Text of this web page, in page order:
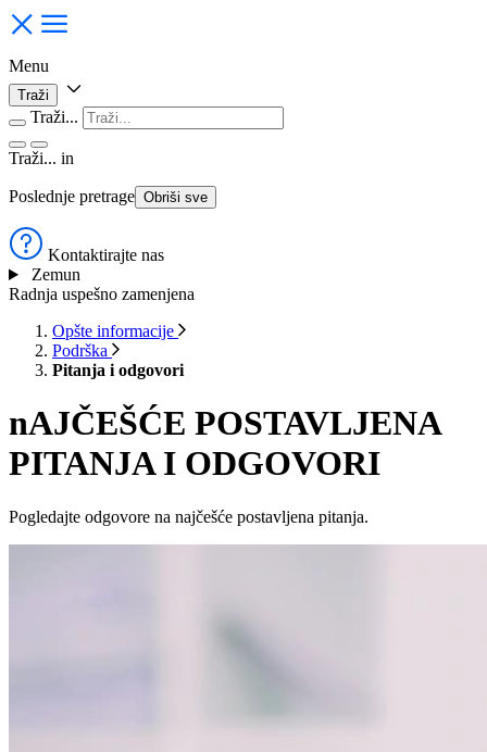
Menu
Traži
Traži...
Traži... in
Poslednje pretrage Obriši sve
Kontaktirajte nas
Zemun
Radnja uspešno zamenjena
Opšte informacije
Podrška
Pitanja i odgovori
nAJČEŠĆE POSTAVLJENA
PITANJA I ODGOVORI
Pogledajte odgovore na najčešće postavljena pitanja.